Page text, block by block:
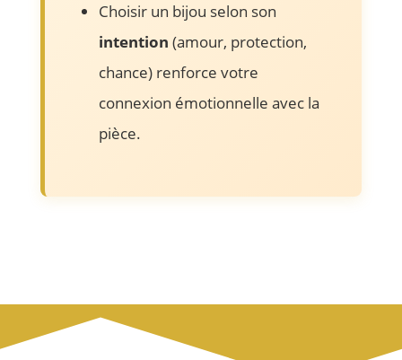
Choisir un bijou selon son
intention (amour, protection,
chance) renforce votre
connexion émotionnelle avec la
pièce.